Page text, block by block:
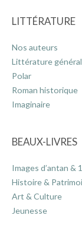
LITTÉRATURE
Nos auteurs
Littérature
Polar
Roman historique
Imaginaire
BEAUX-LIVRES
Images d’antan &
Histoire &
Art & Culture
Jeunesse